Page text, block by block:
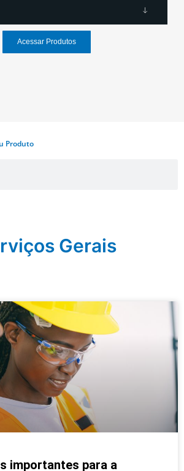
Acessar Produtos
Produto
Gerais
importantes para a